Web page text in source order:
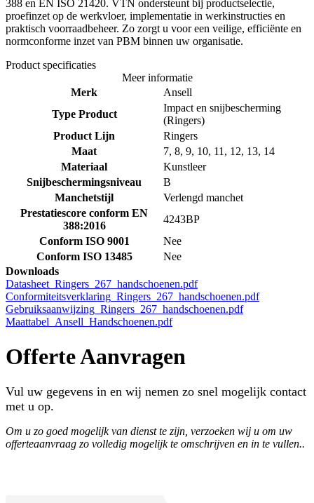
388 en EN ISO 21420. VTN ondersteunt bij productselectie,
proefinzet op de werkvloer, implementatie in werkinstructies en
praktisch voorraadbeheer. Zo zorgt u voor een veilige, efficiënte en
normconforme inzet van PBM binnen uw organisatie.
Product specificaties
Meer informatie
Merk
Ansell
Type Product
Impact en snijbescherming
(Ringers)
Product Lijn
Ringers
Maat
7, 8, 9, 10, 11, 12, 13, 14
Materiaal
Kunstleer
Snijbeschermingsniveau
B
Manchetstijl
Verlengd manchet
Prestatiescore conform EN
388:2016
4243BP
Conform ISO 9001
Nee
Conform ISO 13485
Nee
Downloads
Datasheet_Ringers_267_handschoenen.pdf
Conformiteitsverklaring_Ringers_267_handschoenen.pdf
Gebruiksaanwijzing_Ringers_267_handschoenen.pdf
Maattabel_Ansell_Handschoenen.pdf
Offerte Aanvragen
Vul uw gegevens in en wij nemen zo snel mogelijk contact
met u op.
Om u zo goed mogelijk van dienst te zijn, verzoeken wij u om uw
offerteaanvraag zo volledig mogelijk te omschrijven en in te vullen..